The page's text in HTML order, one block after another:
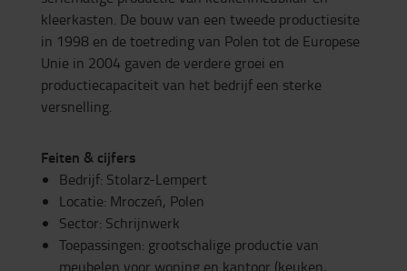
kleerkasten. De bouw van een tweede productiesite
in 1998 en de toetreding van Polen tot de Europese
Unie in 2004 gaven de verdere groei en
productiecapaciteit van het bedrijf een sterke
versnelling.
Feiten & cijfers
Bedrijf: Stolarz-Lempert
Locatie: Mroczeń, Polen
Sector: Schrijnwerk
Toepassingen: grootschalige productie van
meubelen voor woning en kantoor (keuken,